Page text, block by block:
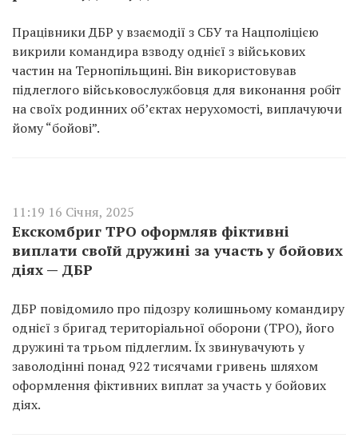
Працівники ДБР у взаємодії з СБУ та Нацполіцією
викрили командира взводу однієї з військових
частин на Тернопільщині. Він використовував
підлеглого військовослужбовця для виконання робіт
на своїх родинних об’єктах нерухомості, виплачуючи
йому “бойові”.
11:19 16 Січня, 2025
Екскомбриг ТРО оформляв фіктивні
виплати своїй дружині за участь у бойових
діях — ДБР
ДБР повідомило про підозру колишньому командиру
однієї з бригад територіальної оборони (ТРО), його
дружині та трьом підлеглим. Їх звинувачують у
заволодінні понад 922 тисячами гривень шляхом
оформлення фіктивних виплат за участь у бойових
діях.